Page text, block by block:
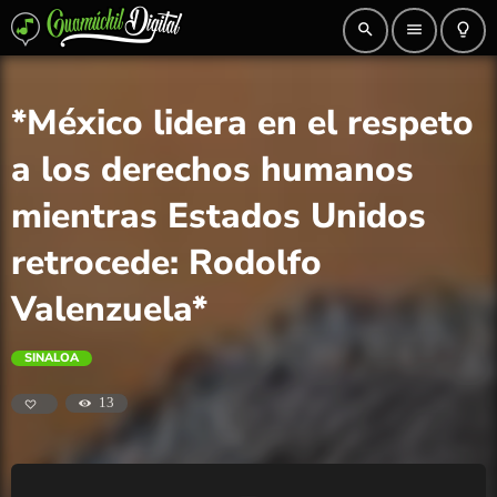
search menu lightbulb_outline
*México lidera en el respeto
a los derechos humanos
mientras Estados Unidos
retrocede: Rodolfo
Valenzuela*
SINALOA
13